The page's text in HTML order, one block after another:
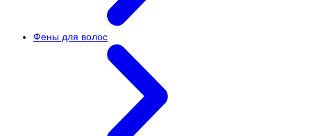
Фены для волос